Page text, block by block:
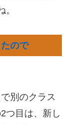
ので
別のクラス
つ目は、新し